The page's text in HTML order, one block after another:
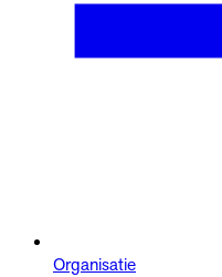
Organisatie